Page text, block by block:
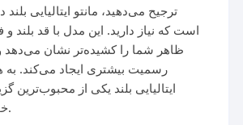
ترجیح می‌دهید، مانتو ایتالیایی
است که نیاز دارید. این مدل با قد بلند و
ظاهر شما را کشیده‌تر نشان
رسمیت بیشتری ایجاد می‌کند. به
ایتالیایی بلند یکی از محبوب‌ترین
خوش‌سلیقه است.